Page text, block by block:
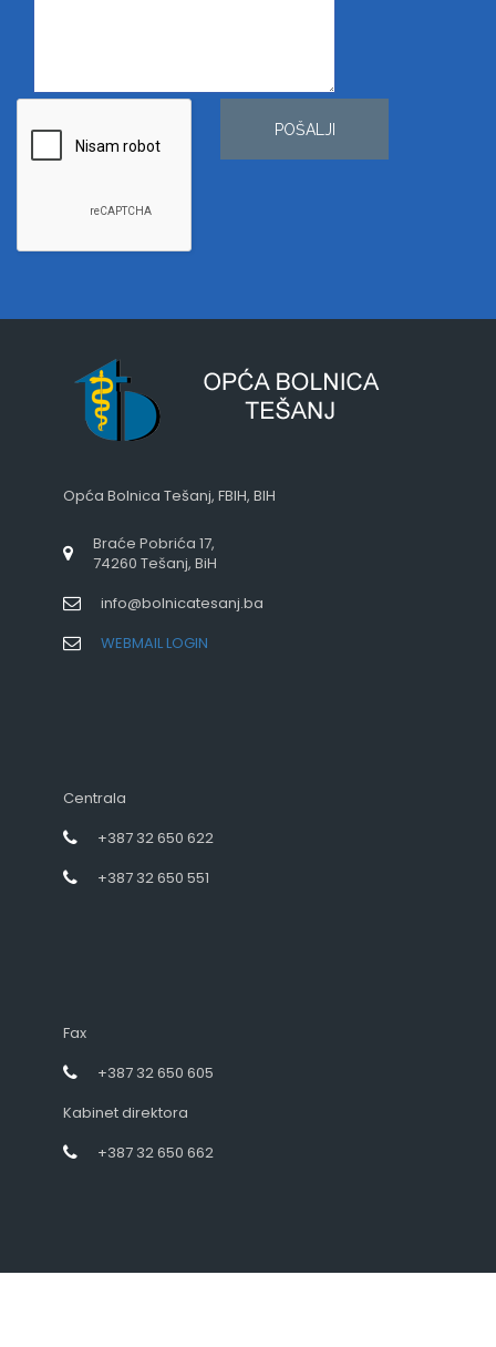
POŠALJI
Opća Bolnica Tešanj, FBIH, BIH
Braće Pobrića 17,
74260 Tešanj, BiH
info@bolnicatesanj.ba
WEBMAIL LOGIN
Centrala
+387 32 650 622
+387 32 650 551
Fax
+387 32 650 605
Kabinet direktora
+387 32 650 662